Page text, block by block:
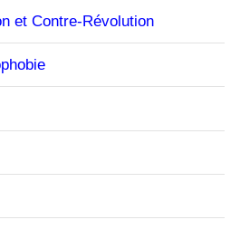
et Contre-Révolution